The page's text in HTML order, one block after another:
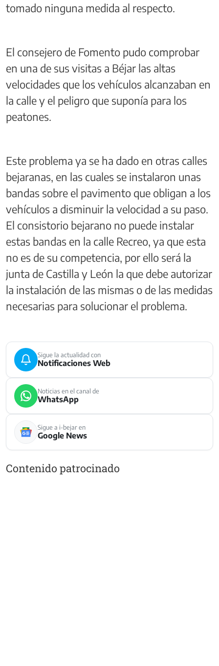
tomado ninguna medida al respecto.
El consejero de Fomento pudo comprobar
en una de sus visitas a Béjar las altas
velocidades que los vehículos alcanzaban en
la calle y el peligro que suponía para los
peatones.
Este problema ya se ha dado en otras calles
bejaranas, en las cuales se instalaron unas
bandas sobre el pavimento que obligan a los
vehículos a disminuir la velocidad a su paso.
El consistorio bejarano no puede instalar
estas bandas en la calle Recreo, ya que esta
no es de su competencia, por ello será la
junta de Castilla y León la que debe autorizar
la instalación de las mismas o de las medidas
necesarias para solucionar el problema.
Sigue la actualidad con
Notificaciones Web
Noticias en el canal de
WhatsApp
Sigue a i-bejar en
Google News
Contenido patrocinado